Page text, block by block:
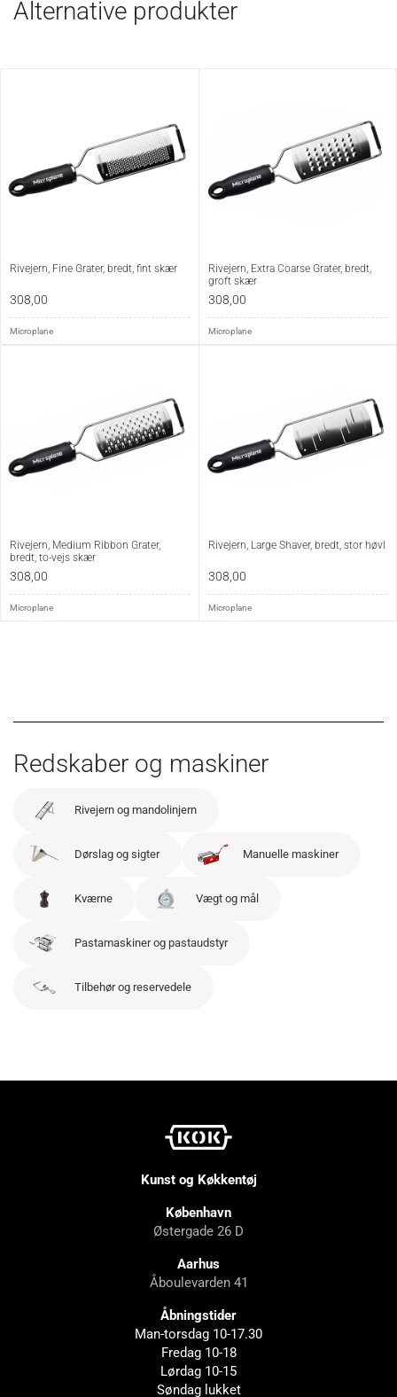
Alternative produkter
Rivejern, Fine Grater, bredt, fint skær
308,00
Microplane
Rivejern, Extra Coarse Grater, bredt,
groft skær
308,00
Microplane
Rivejern, Medium Ribbon Grater,
bredt, to-vejs skær
308,00
Microplane
Rivejern, Large Shaver, bredt, stor høvl
308,00
Microplane
Redskaber og maskiner
Rivejern og mandolinjern
Dørslag og sigter Manuelle maskiner
Kværne Vægt og mål
Pastamaskiner og pastaudstyr
Tilbehør og reservedele
Kunst og Køkkentøj
København
Østergade 26 D
Aarhus
Åboulevarden 41
Åbningstider
Man-torsdag 10-17.30
Fredag 10-18
Lørdag 10-15
Søndag lukket